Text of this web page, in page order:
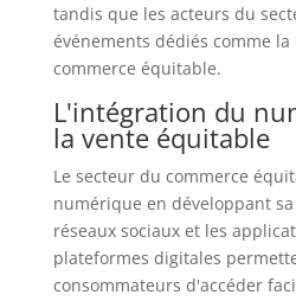
tandis que les acteurs du
événements dédiés comme
commerce équitable.
L'intégration du
la vente équitable
Le secteur du commerce
numérique en développant
réseaux sociaux et les
plateformes digitales
consommateurs d'accéder